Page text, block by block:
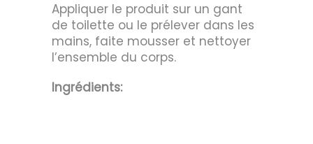
Appliquer le produit sur un gant
de toilette ou le prélever dans les
mains, faite mousser et nettoyer
l’ensemble du corps.
Ingrédients: